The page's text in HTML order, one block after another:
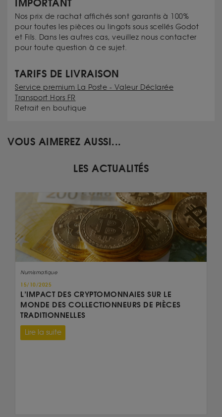
IMPORTANT
Nos prix de rachat affichés sont garantis à 100%
pour toutes les pièces ou lingots sous scellés Godot
et Fils. Dans les autres cas, veuillez nous contacter
pour toute question à ce sujet.
TARIFS DE LIVRAISON
Service premium La Poste - Valeur Déclarée
Transport Hors FR
Retrait en boutique
VOUS AIMEREZ AUSSI...
LES ACTUALITÉS
Numismatique
15/10/2025
L’IMPACT DES CRYPTOMONNAIES SUR LE
MONDE DES COLLECTIONNEURS DE PIÈCES
TRADITIONNELLES
Lire la suite